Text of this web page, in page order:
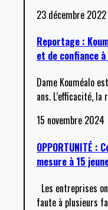
23 décembre 2022
Reportage :
et de confiance à
Dame Kouméalo
ans. L’efficacité,
15 novembre 2024
OPPORTUNITÉ
mesure à 15
Les entreprises
faute à plusieurs